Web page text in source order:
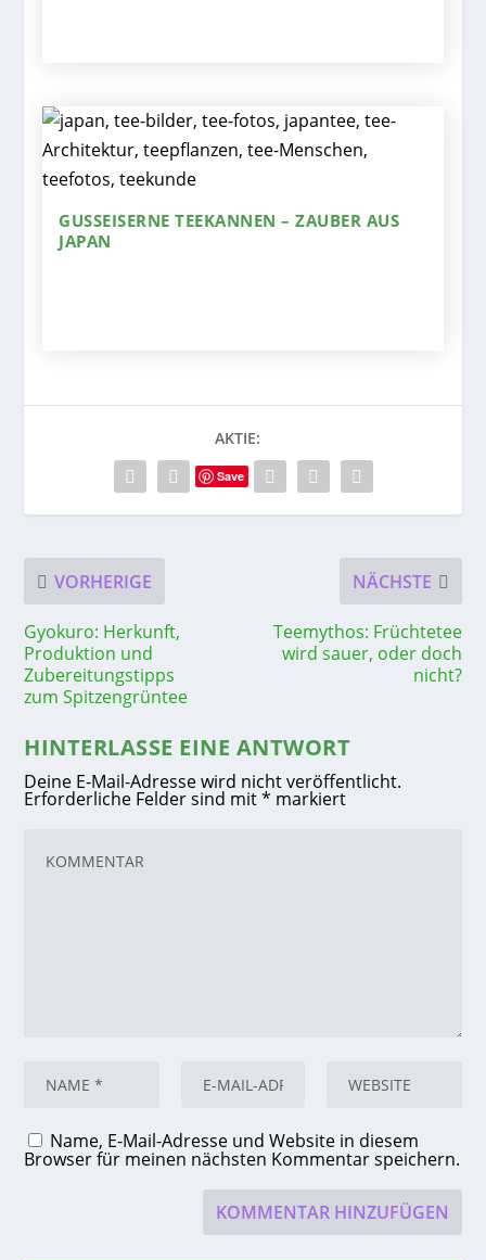
GUSSEISERNE TEEKANNEN – ZAUBER AUS
JAPAN
AKTIE:
Save
VORHERIGE
Gyokuro: Herkunft,
Produktion und
Zubereitungstipps
zum Spitzengrüntee
NÄCHSTE
Teemythos: Früchtetee
wird sauer, oder doch
nicht?
HINTERLASSE EINE ANTWORT
Deine E-Mail-Adresse wird nicht veröffentlicht.
Erforderliche Felder sind mit* markiert
Name, E-Mail-Adresse und Website in diesem
Browser für meinen nächsten Kommentar speichern.